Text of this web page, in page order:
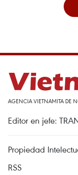
AGENCIA VIETNAMITA DE
Editor en jefe:
Propiedad
RSS